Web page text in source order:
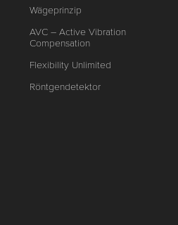
Wägeprinzip
AVC – Active Vibration
Compensation
Flexibility Unlimited
Röntgendetektor